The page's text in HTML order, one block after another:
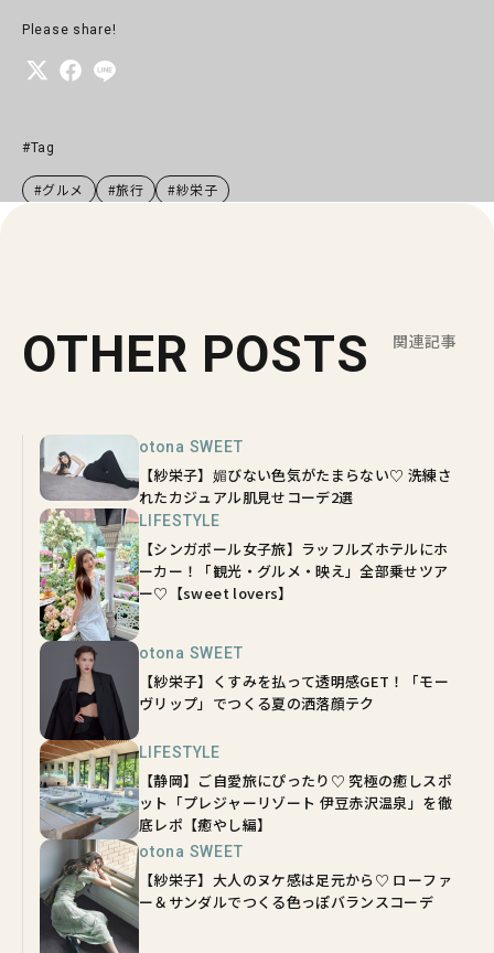
Please share!
#Tag
#グルメ #旅行 #紗栄子
OTHER POSTS 関連記事
otona SWEET
【紗栄子】媚びない色気がたまらない♡ 洗練さ
れたカジュアル肌見せコーデ2選
LIFESTYLE
【シンガポール女子旅】ラッフルズホテルにホ
ーカー！「観光・グルメ・映え」全部乗せツア
ー♡【sweet lovers】
otona SWEET
【紗栄子】くすみを払って透明感GET！「モー
ヴリップ」でつくる夏の洒落顔テク
LIFESTYLE
【静岡】ご自愛旅にぴったり♡ 究極の癒しスポ
ット「プレジャーリゾート 伊豆赤沢温泉」を徹
底レポ【癒やし編】
otona SWEET
【紗栄子】大人のヌケ感は足元から♡ ローファ
ー＆サンダルでつくる色っぽバランスコーデ